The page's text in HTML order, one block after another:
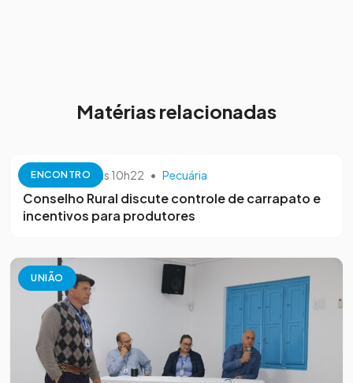
Matérias relacionadas
ENCONTRO
10 de outubro às 10h22 • Pecuária
Conselho Rural discute controle de carrapato e
incentivos para produtores
UNIÃO